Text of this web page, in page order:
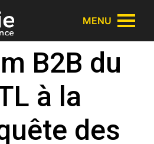
cookies
MENU
B2B du
à la
des